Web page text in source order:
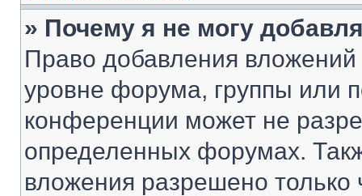
» Почему я не могу
Право добавления
уровне форума, группы или
конференции может не
определенных форумах.
вложения разрешено